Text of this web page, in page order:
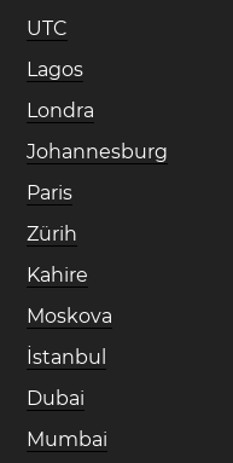
UTC
Lagos
Londra
Johannesburg
Paris
Zürih
Kahire
Moskova
İstanbul
Dubai
Mumbai